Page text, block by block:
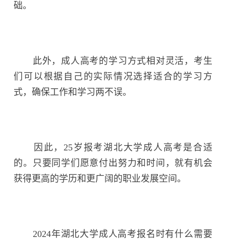
础。
此外，成人高考的学习方式相对灵活，考生
们可以根据自己的实际情况选择适合的学习方
式，确保工作和学习两不误。
因此，25岁报考湖北大学成人高考是合适
的。只要同学们愿意付出努力和时间，就有机会
获得更高的学历和更广阔的职业发展空间。
2024年湖北大学成人高考报名时有什么需要